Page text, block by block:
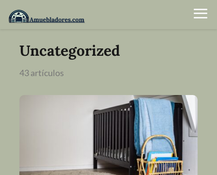
Uncategorized
43 artículos